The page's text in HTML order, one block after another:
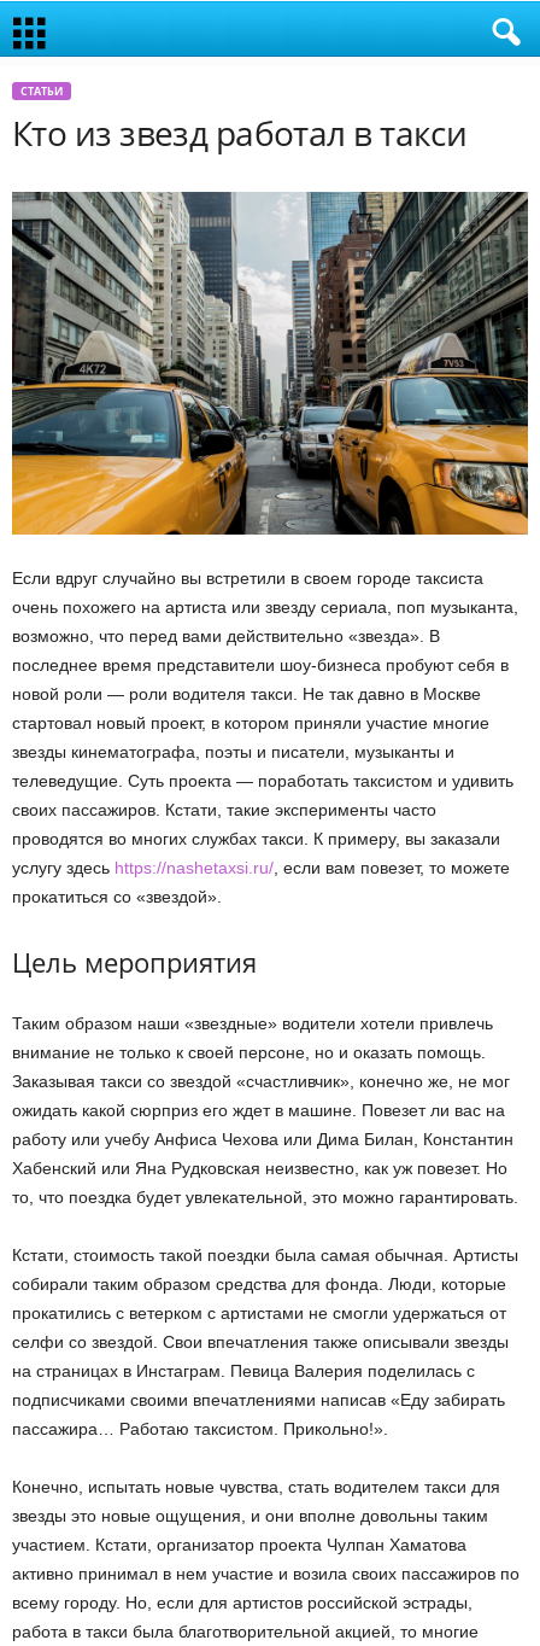
СТАТЬИ
Кто из звезд работал в такси
Если вдруг случайно вы встретили в своем городе таксиста
очень похожего на артиста или звезду сериала, поп музыканта,
возможно, что перед вами действительно «звезда». В
последнее время представители шоу-бизнеса пробуют себя в
новой роли — роли водителя такси. Не так давно в Москве
стартовал новый проект, в котором приняли участие многие
звезды кинематографа, поэты и писатели, музыканты и
телеведущие. Суть проекта — поработать таксистом и удивить
своих пассажиров. Кстати, такие эксперименты часто
проводятся во многих службах такси. К примеру, вы заказали
услугу здесь https://nashetaxsi.ru/, если вам повезет, то можете
прокатиться со «звездой».
Цель мероприятия
Таким образом наши «звездные» водители хотели привлечь
внимание не только к своей персоне, но и оказать помощь.
Заказывая такси со звездой «счастливчик», конечно же, не мог
ожидать какой сюрприз его ждет в машине. Повезет ли вас на
работу или учебу Анфиса Чехова или Дима Билан, Константин
Хабенский или Яна Рудковская неизвестно, как уж повезет. Но
то, что поездка будет увлекательной, это можно гарантировать.
Кстати, стоимость такой поездки была самая обычная. Артисты
собирали таким образом средства для фонда. Люди, которые
прокатились с ветерком с артистами не смогли удержаться от
селфи со звездой. Свои впечатления также описывали звезды
на страницах в Инстаграм. Певица Валерия поделилась с
подписчиками своими впечатлениями написав «Еду забирать
пассажира… Работаю таксистом. Прикольно!».
Конечно, испытать новые чувства, стать водителем такси для
звезды это новые ощущения, и они вполне довольны таким
участием. Кстати, организатор проекта Чулпан Хаматова
активно принимал в нем участие и возила своих пассажиров по
всему городу. Но, если для артистов российской эстрады,
работа в такси была благотворительной акцией, то многие